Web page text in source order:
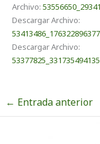
Archivo:
Descargar Archivo:
Descargar Archivo:
← Entrada anterior